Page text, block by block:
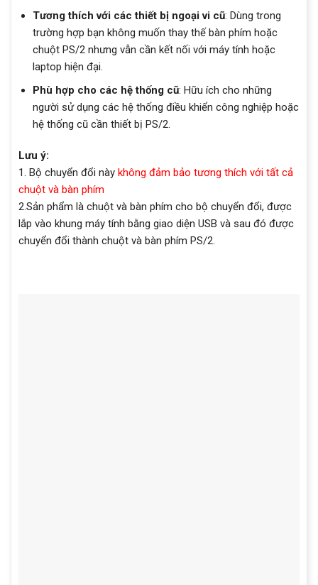
Tương thích với các thiết bị ngoại vi cũ: Dùng trong
trường hợp bạn không muốn thay thế bàn phím hoặc
chuột PS/2 nhưng vẫn cần kết nối với máy tính hoặc
laptop hiện đại.
Phù hợp cho các hệ thống cũ: Hữu ích cho những
người sử dụng các hệ thống điều khiển công nghiệp hoặc
hệ thống cũ cần thiết bị PS/2.
Lưu ý:
1. Bộ chuyển đổi này không đảm bảo tương thích với tất cả
chuột và bàn phím
2.Sản phẩm là chuột và bàn phím cho bộ chuyển đổi, được
lắp vào khung máy tính bằng giao diện USB và sau đó được
chuyển đổi thành chuột và bàn phím PS/2.